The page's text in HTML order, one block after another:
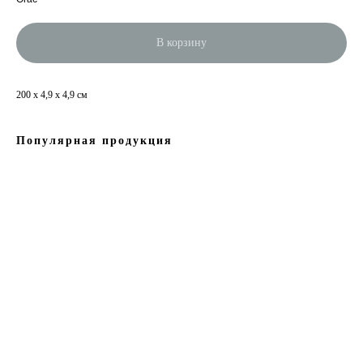
В корзину
200 x 4,9 x 4,9 см
Популярная продукция